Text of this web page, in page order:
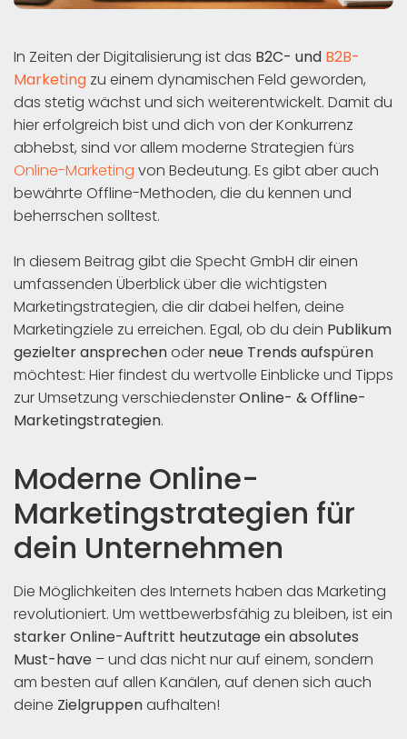
In Zeiten der Digitalisierung ist das B2C- und B2B-
Marketing zu einem dynamischen Feld geworden,
das stetig wächst und sich weiterentwickelt. Damit du
hier erfolgreich bist und dich von der Konkurrenz
abhebst, sind vor allem moderne Strategien fürs
Online-Marketing von Bedeutung. Es gibt aber auch
bewährte Offline-Methoden, die du kennen und
beherrschen solltest.
In diesem Beitrag gibt die Specht GmbH dir einen
umfassenden Überblick über die wichtigsten
Marketingstrategien, die dir dabei helfen, deine
Marketingziele zu erreichen. Egal, ob du dein Publikum
gezielter ansprechenoder neue Trends aufspüren
möchtest: Hier findest du wertvolle Einblicke und Tipps
zur Umsetzung verschiedensterOnline- & Offline-
Marketingstrategien.
Moderne Online-
Marketingstrategien für
dein Unternehmen
Die Möglichkeiten des Internets haben das Marketing
revolutioniert. Um wettbewerbsfähig zu bleiben, ist ein
starker Online-Auftritt heutzutage ein absolutes
Must-have – und das nicht nur auf einem, sondern
am besten auf allen Kanälen, auf denen sich auch
deine Zielgruppenaufhalten!